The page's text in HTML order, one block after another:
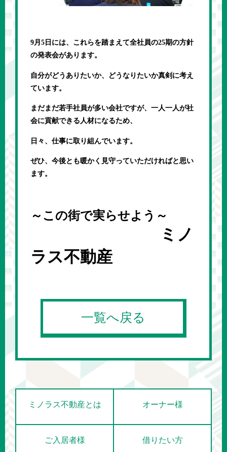
9月5日には、これらを踏まえて全社員の25期の方針
の発表会があります。
自分がどうありたいか、どうなりたいか真剣に考え
ています。
まだまだ若手社員が多い会社ですが、一人一人が社
会に貢献できる人材になるため、
日々、仕事に取り組んでいます。
ぜひ、今後とも暖かく見守っていただければと思い
ます。
～この街で実らせよう～
ミノ
ラス不動産
一覧へ戻る
ミノラス不動産とは オーナー様
ご入居者様 借りたい方